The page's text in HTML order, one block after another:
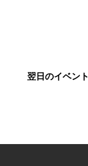
翌日のイベント